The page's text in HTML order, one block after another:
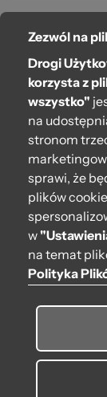
O bag
Pomoc
Moje O bag
Kontakt
222 571 414
WhatsApp O
Pon.-pt. w godz
Obserwuj nas
©
Zezwól na
Drogi
korzysta z
wszystko"
na
stronom
sprawi, że
plików
w
na temat
Polityka